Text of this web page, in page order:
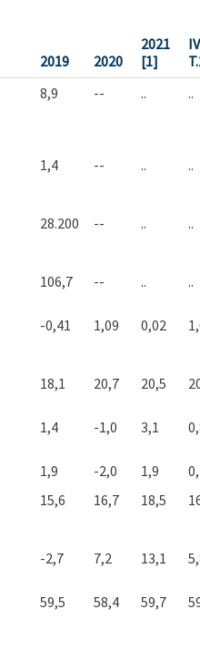
2019 2020
2021
[1]
IV
8,9 -- .. ..
1,4 -- .. ..
28.200 -- .. ..
106,7 -- .. ..
-0,41 1,09 0,02
18,1 20,7 20,5
1,4 -1,0 3,1
1,9 -2,0 1,9
15,6 16,7 18,5
-2,7 7,2 13,1
59,5 58,4 59,7